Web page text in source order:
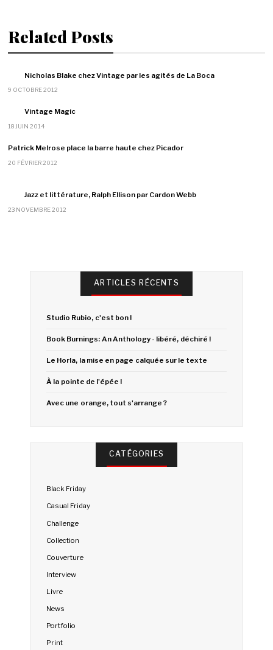
Related Posts
Nicholas Blake chez Vintage par les agités de La Boca
9 OCTOBRE 2012
Vintage Magic
18 JUIN 2014
Patrick Melrose place la barre haute chez Picador
20 FÉVRIER 2012
Jazz et littérature, Ralph Ellison par Cardon Webb
23 NOVEMBRE 2012
ARTICLES RÉCENTS
Studio Rubio, c'est bon !
Book Burnings: An Anthology - libéré, déchiré !
Le Horla, la mise en page calquée sur le texte
À la pointe de l'épée !
Avec une orange, tout s'arrange ?
CATÉGORIES
Black Friday
Casual Friday
Challenge
Collection
Couverture
Interview
Livre
News
Portfolio
Print